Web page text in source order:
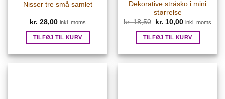
Nisser tre små samlet
kr. 28,00 inkl. moms
TILFØJ TIL KURV
Dekorative stråsko i mini
størrelse
kr.18,50
Den
oprindelige
pris
var:
kr. 10,00Den
pris
er:
inkl. moms
TILFØJ TIL KURV